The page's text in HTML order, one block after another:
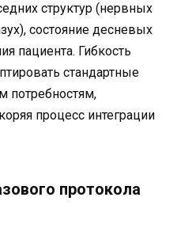
структур (нервных
состояние десневых
пациента. Гибкость
стандартные
потребностям,
процесс интеграции
протокола